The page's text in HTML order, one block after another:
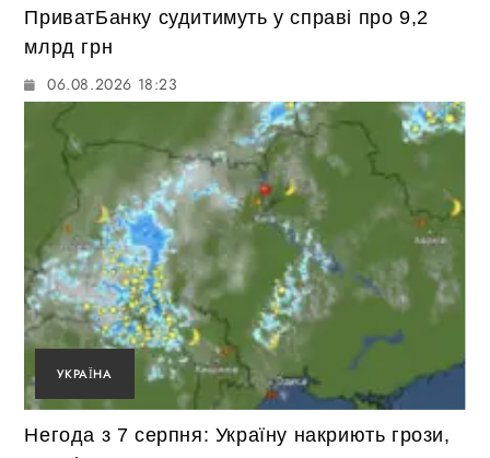
ПриватБанку судитимуть у справі про 9,2
млрд грн
06.08.2026 18:23
УКРАЇНА
Негода з 7 серпня: Україну накриють грози,